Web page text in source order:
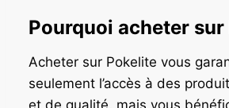
Pourquoi acheter sur
Acheter sur Pokelite vous
seulement l’accès à des